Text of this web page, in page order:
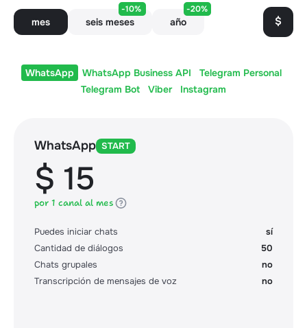
mes seis meses
-10%
año
-20%
$
WhatsApp WhatsApp Business API
Telegram Personal
Telegram Bot
Viber Instagram
WhatsApp START
$ 15
por 1 canal al mes
Puedes iniciar chats
sí
Cantidad de diálogos
50
Chats grupales
no
Transcripción de mensajes de voz
no